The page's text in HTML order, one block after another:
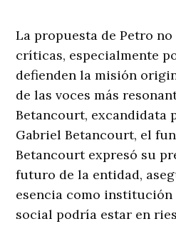
La propuesta de Petro
críticas, especialmente
defienden la misión
de las voces más
Betancourt, excandidata
Gabriel Betancourt, el
Betancourt expresó su
futuro de la entidad,
esencia como
social podría estar en